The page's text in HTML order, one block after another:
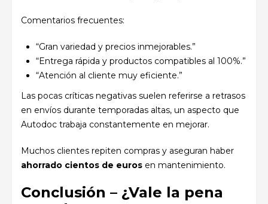
Comentarios frecuentes:
“Gran variedad y precios inmejorables.”
“Entrega rápida y productos compatibles al 100%.”
“Atención al cliente muy eficiente.”
Las pocas críticas negativas suelen referirse a retrasos
en envíos durante temporadas altas, un aspecto que
Autodoc trabaja constantemente en mejorar.
Muchos clientes repiten compras y aseguran haber
ahorrado cientos de euros en mantenimiento.
Conclusión – ¿Vale la pena